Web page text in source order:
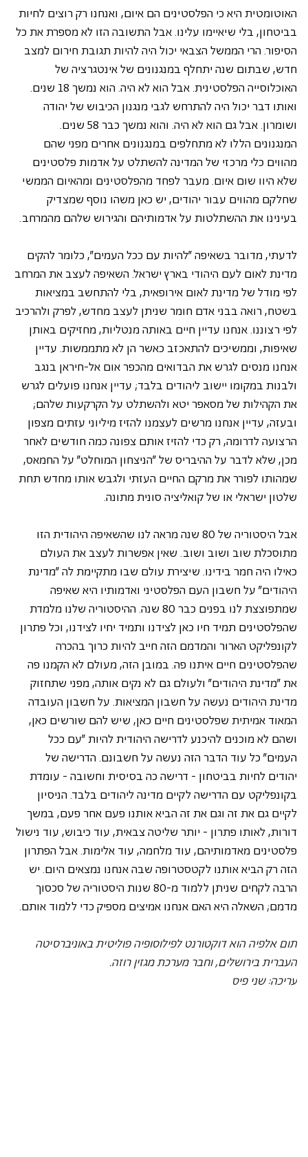
האוטומטית היא כי הפלסטינים הם איום, ואנחנו רק רוצים לחיות
בביטחון, בלי שיאיימו עלינו. אבל התשובה הזו לא מספרת את כל
הסיפור. הרי הממשל הצבאי יכול היה להיות תגובת חירום למצב
חדש, שבתום שנה יתחלף במנגנונים של אינטגרציה של
האוכלוסייה הפלסטינית. אבל הוא לא היה. הוא נמשך 18 שנים.
ואותו דבר יכול היה להתרחש לגבי מנגנון הכיבוש של יהודה
ושומרון. אבל גם הוא לא היה. והוא נמשך כבר 58 שנים.
המנגנונים הללו לא מתחלפים במנגנונים אחרים מפני שהם
מהווים כלי מרכזי של המדינה להשתלט על אדמות פלסטינים
שלא היוו שום איום. מעבר לפחד מהפלסטינים ומהאיום הממשי
שחלקם מהווים עבור יהודים, יש כאן משהו נוסף שמצדיק
בעינינו את ההשתלטות על אדמותיהם והגירוש שלהם מהמרחב.
לדעתי, מדובר בשאיפה "להיות עם ככל העמים", כלומר להקים
מדינת לאום לעם היהודי בארץ ישראל. השאיפה לעצב את המרחב
לפי מודל של מדינת לאום אירופאית, בלי להתחשב במציאות
בשטח, רואה בבני אדם חומר שניתן לעצב מחדש, לפרק ולהרכיב
לפי רצוננו. אנחנו עדיין חיים באותה מנטליות, מחזיקים באותן
שאיפות, וממשיכים להתאכזב כאשר הן לא מתממשות. עדיין
אנחנו מנסים לגרש את הבדואים מהכפר אום אל-חיראן בנגב
ולבנות במקומו יישוב ליהודים בלבד; עדיין אנחנו פועלים לגרש
את הקהילות של מסאפר יטא ולהשתלט על הקרקעות שלהם;
ובעזה, עדיין אנחנו מרשים לעצמנו להזיז מיליוני עזתים מצפון
הרצועה לדרומה, רק כדי להזיז אותם צפונה כמה חודשים לאחר
מכן, שלא לדבר על ההיבריס של "הניצחון המוחלט" על החמאס,
שמהותו לפורר את מרקם החיים העזתי ולגבש אותו מחדש תחת
שלטון ישראלי או של קואליציה סונית מתונה.
אבל היסטוריה של 80 שנה מראה לנו שהשאיפה היהודית הזו
מתוסכלת שוב ושוב ושוב. שאין אפשרות לעצב את העולם
כאילו היה חמר בידינו. שיצירת עולם שבו מתקיימת לה "מדינת
היהודים" על חשבון העם הפלסטיני ואדמותיו היא שאיפה
שמתפוצצת לנו בפנים כבר 80 שנה. ההיסטוריה שלנו מלמדת
שהפלסטינים תמיד חיו כאן לצידנו ותמיד יחיו לצידנו, וכל פתרון
לקונפליקט הארור והמדמם הזה חייב להיות כרוך בהכרה
שהפלסטינים חיים איתנו פה. במובן הזה, מעולם לא הקמנו פה
את "מדינת היהודים" ולעולם גם לא נקים אותה, מפני שתחזוק
מדינת היהודים נעשה על חשבון המציאות. על חשבון העובדה
המאוד אמיתית שפלסטינים חיים כאן, שיש להם שורשים כאן,
ושהם לא מוכנים להיכנע לדרישה היהודית להיות "עם ככל
העמים" כל עוד הדבר הזה נעשה על חשבונם. הדרישה של
יהודים לחיות בביטחון - דרישה כה בסיסית וחשובה - עומדת
בקונפליקט עם הדרישה לקיים מדינה ליהודים בלבד. הניסיון
לקיים גם את זה וגם את זה הביא אותנו פעם אחר פעם, במשך
דורות, לאותו פתרון - יותר שליטה צבאית, עוד כיבוש, עוד נישול
פלסטינים מאדמותיהם, עוד מלחמה, עוד אלימות. אבל הפתרון
הזה רק הביא אותנו לקטסטרופה שבה אנחנו נמצאים היום. יש
הרבה לקחים שניתן ללמוד מ-80 שנות היסטוריה של סכסוך
מדמם; השאלה היא האם אנחנו אמיצים מספיק כדי ללמוד אותם.
תום אלפיה הוא דוקטורנט לפילוסופיה פוליטית באוניברסיטה
העברית בירושלים, וחבר מערכת מגזין רוזה.
עריכה: שני פיס